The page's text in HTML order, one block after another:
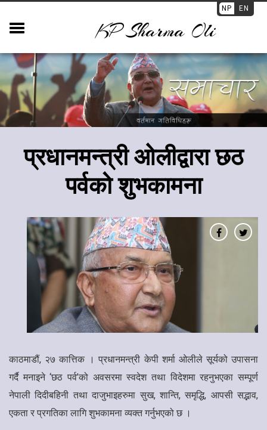
NP EN
KP Sharma Oli
​प्रधानमन्त्री ओलीद्वारा छठ
पर्वको शुभकामना
काठमाडौं, २७ कात्तिक । प्रधानमन्त्री केपी शर्मा ओलीले सूर्यको उपासना
गर्दै मनाइने ‘छठ पर्व’को अवसरमा स्वदेश तथा विदेशमा रहनुभएका सम्पूर्ण
नेपाली दिदीबहिनी तथा दाजुभाइहरुमा सुख, शान्ति, समृद्धि, आपसी सद्भाव,
एकता र प्रगतिका लागि शुभकामना व्यक्त गर्नुभएको छ ।